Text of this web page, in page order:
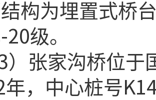
构为埋置式桥
-20级。
）张家沟桥位于
年，中心桩号